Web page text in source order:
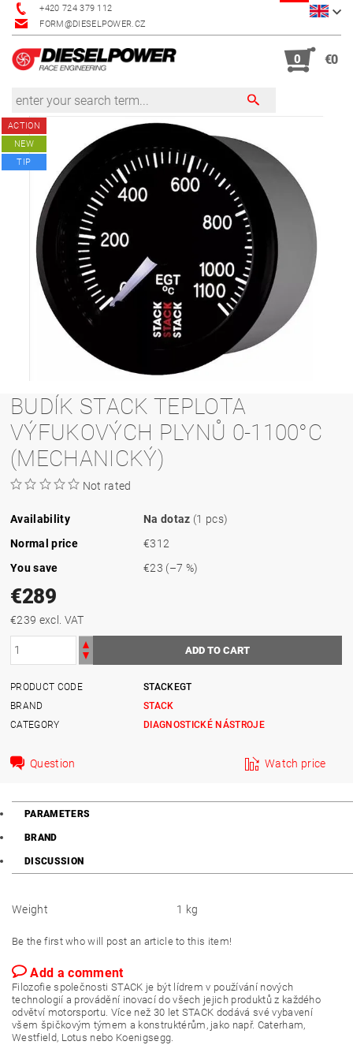
+420 724 379 112
FORM@DIESELPOWER.CZ
0 €0
ACTION
NEW
TIP
BUDÍK STACK TEPLOTA
VÝFUKOVÝCH PLYNŮ 0-1100°C
(MECHANICKÝ)
Not rated
Availability Na dotaz (1 pcs)
Normal price
€312
You save
€23 (–7 %)
€289
€239 excl. VAT
PRODUCT CODE
STACKEGT
BRAND
STACK
CATEGORY
DIAGNOSTICKÉ NÁSTROJE
Question Watch price
PARAMETERS
BRAND
DISCUSSION
Weight 1 kg
Be the first who will post an article to this item!
Add a comment
Filozofie společnosti STACK je být lídrem v používání nových
technologií a provádění inovací do všech jejich produktů z každého
odvětví motorsportu. Více než 30 let STACK dodává své vybavení
všem špičkovým týmem a konstruktérům, jako např. Caterham,
Westfield, Lotus nebo Koenigsegg.